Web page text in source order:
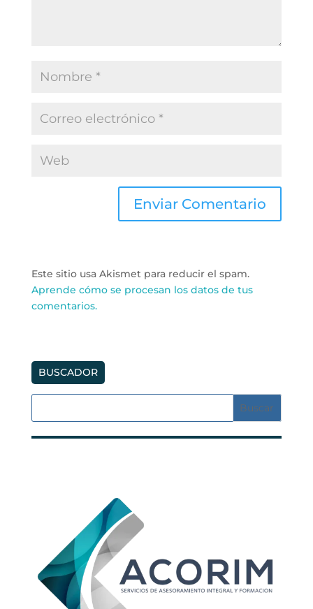
Este sitio usa Akismet para reducir el spam.
Aprende cómo se procesan los datos de tus
comentarios.
BUSCADOR